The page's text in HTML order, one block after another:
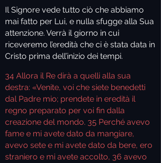
Il Signore vede tutto ciò che abbiamo
mai fatto per Lui, e nulla sfugge alla Sua
attenzione. Verrà il giorno in cui
riceveremo l’eredità che ci è stata data in
Cristo prima dell’inizio dei tempi.
34 Allora il Re dirà a quelli alla sua
destra: «Venite, voi che siete benedetti
dal Padre mio; prendete in eredità il
regno preparato per voi fin dalla
creazione del mondo. 35 Perché avevo
fame e mi avete dato da mangiare,
avevo sete e mi avete dato da bere, ero
straniero e mi avete accolto, 36 avevo